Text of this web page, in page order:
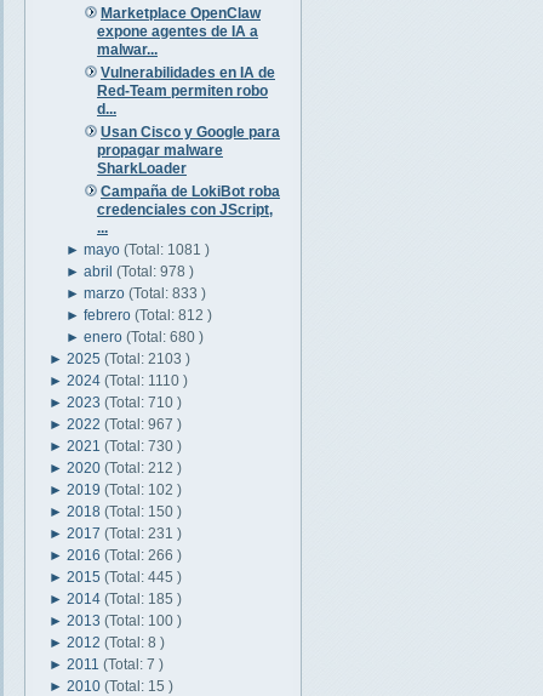
Marketplace OpenClaw
expone agentes de IA a
malwar...
Vulnerabilidades en IA de
Red-Team permiten robo
d...
Usan Cisco y Google para
propagar malware
SharkLoader
Campaña de LokiBot roba
credenciales con JScript,
...
►mayo(Total: 1081 )
►abril(Total: 978 )
►marzo(Total: 833 )
►febrero(Total: 812 )
►enero(Total: 680 )
► 2025 (Total: 2103 )
► 2024 (Total: 1110 )
► 2023 (Total: 710 )
► 2022 (Total: 967 )
► 2021 (Total: 730 )
► 2020 (Total: 212 )
► 2019 (Total: 102 )
► 2018 (Total: 150 )
► 2017 (Total: 231 )
► 2016 (Total: 266 )
► 2015 (Total: 445 )
► 2014 (Total: 185 )
► 2013 (Total: 100 )
► 2012 (Total: 8 )
► 2011 (Total: 7 )
► 2010 (Total: 15 )